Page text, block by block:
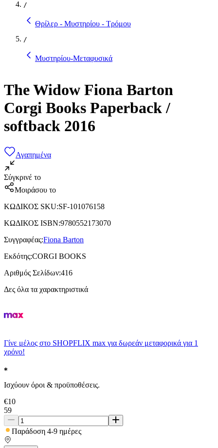
/
Θρίλερ - Μυστηρίου - Τρόμου
/
Μυστηρίου-Μεταφυσικά
The Widow Fiona Barton
Corgi Books Paperback /
softback 2016
Αγαπημένα
Σύγκρινέ το
Μοιράσου το
ΚΩΔΙΚΟΣ SKU:SF-101076158
ΚΩΔΙΚΟΣ ISBN:9780552173070
Συγγραφέας:Fiona Barton
Εκδότης:CORGI BOOKS
Αριθμός Σελίδων:416
Δες όλα τα χαρακτηριστικά
Γίνε μέλος στο SHOPFLIX max για δωρεάν μεταφορικά για 1
χρόνο!
Ισχύουν όροι & προϋποθέσεις.
€10
59
Παράδοση 4-9 ημέρες